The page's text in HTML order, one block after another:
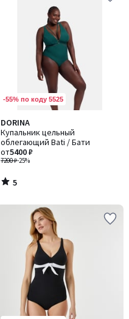
-55% по коду 5525
DORINA
Купальник цельный
облегающий Bati / Бати
7200 ₽-25%
от5400 ₽
5
/
5
5
/